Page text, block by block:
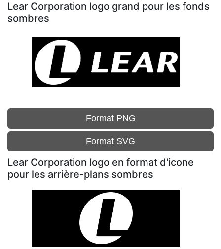
Lear Corporation logo grand pour les fonds
sombres
Format PNG
Format SVG
Lear Corporation logo en format d'icone
pour les arrière-plans sombres